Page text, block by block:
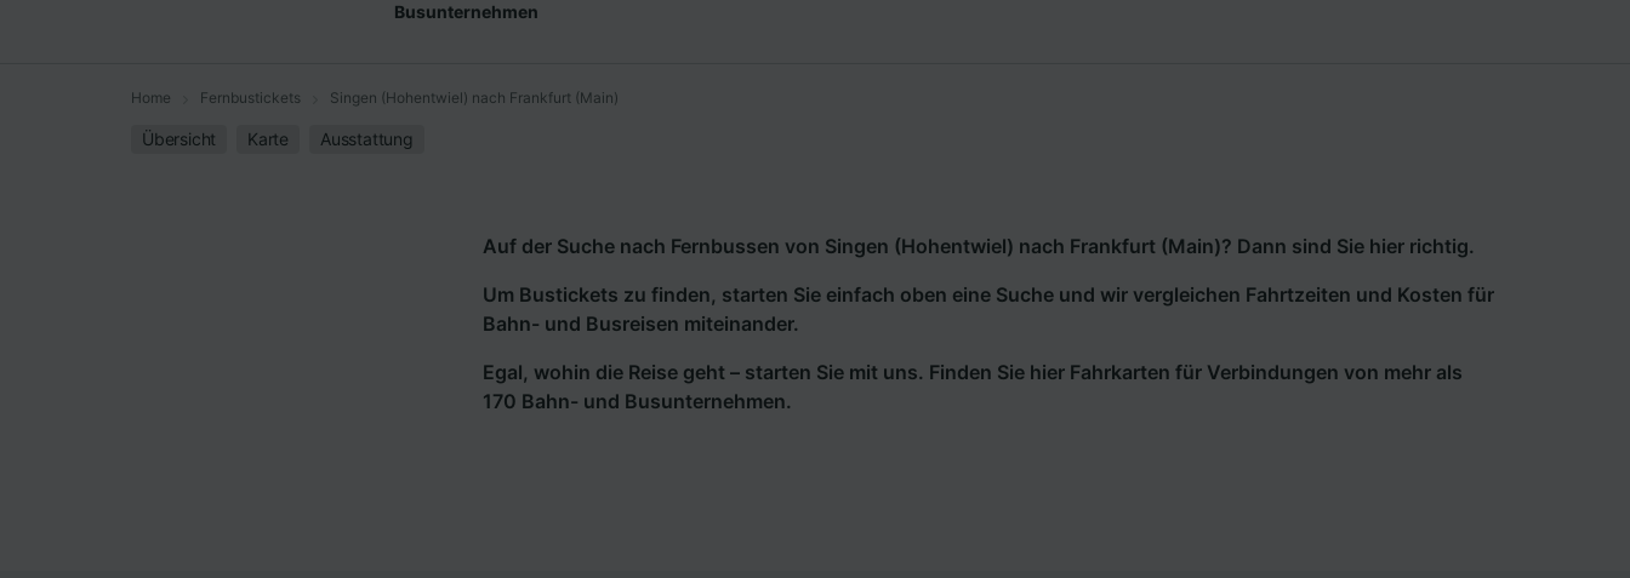
Busunternehmen
Home Fernbustickets Singen (Hohentwiel) nach Frankfurt (Main)
Übersicht Karte Ausstattung
Auf der Suche nach Fernbussen von Singen (Hohentwiel) nach Frankfurt (Main)? Dann sind Sie hier richtig.
Um Bustickets zu finden, starten Sie einfach oben eine Suche und wir vergleichen Fahrtzeiten und Kosten für
Bahn- und Busreisen miteinander.
Egal, wohin die Reise geht – starten Sie mit uns. Finden Sie hier Fahrkarten für Verbindungen von mehr als
170 Bahn- und Busunternehmen.